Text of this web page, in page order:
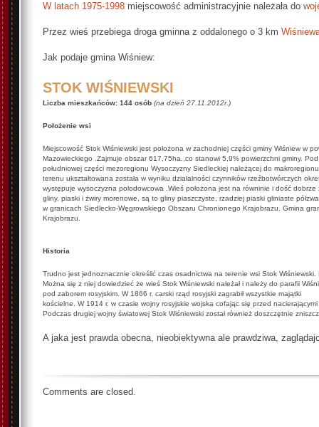
W latach 1975-1998 miejscowość administracyjnie należała do
Przez wieś przebiega droga gminna z oddalonego o 3 km
Jak podaje gmina Wiśniew:
STOK WIŚNIEWSKI
Liczba mieszkańców: 144 osób (na dzień 27 11 .2012r.)
Położenie wsi
Miejscowość Stok Wiśniewski jest położona w zachodniej części gminy Wiśniew w
Mazowieckiego .Zajmuje obszar 617,75ha.,co stanowi 5,9% powierzchni gminy.
południowej części mezoregionu Wysoczyzny Siedleckiej należącej do
terenu ukształtowana została w wyniku działalności czynników rzeźbotwórczych
występuje wysoczyzna polodowcowa .Wieś położona jest na równinie i dość
gliny, piaski i żwiry morenowe, są to gliny piaszczyste, rzadziej piaski gliniaste
w granicach Siedlecko-Węgrowskiego Obszaru Chronionego Krajobrazu. Gmina
Krajobrazu.
Historia
Trudno jest jednoznacznie określić czas osadnictwa na terenie wsi Stok
Można się z niej dowiedzieć że wieś Stok Wiśniewski należał i należy do parafii
pod zaborem rosyjskim. W 1866 r. carski rząd rosyjski zagrabił wszystkie majątki
kościelne. W 1914 r. w czasie wojny rosyjskie wojska cofając się przed
Podczas drugiej wojny światowej Stok Wiśniewski został również doszczętnie
A jaka jest prawda obecna, nieobiektywna ale prawdziwa,
Comments are closed.